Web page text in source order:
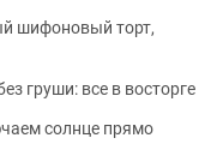
шифоновый торт,
груши: все в восторге
солнце прямо